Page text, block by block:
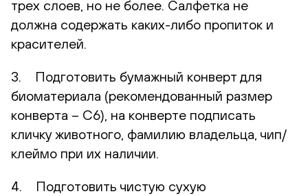
трех слоев, но не более. Салфетка не
должна содержать каких-либо пропиток и
красителей.
3. Подготовить бумажный конверт для
биоматериала (рекомендованный размер
конверта – С6), на конверте подписать
кличку животного, фамилию владельца, чип/
клеймо при их наличии.
4. Подготовить чистую сухую